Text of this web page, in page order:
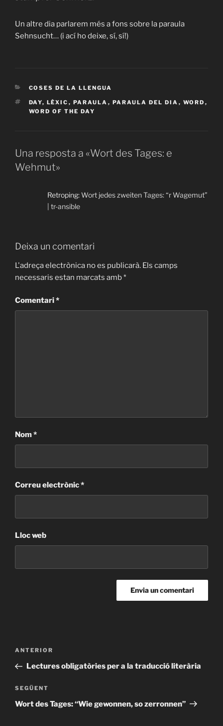
Un altre dia parlarem més a fons sobre la paraula
Sehnsucht… (i ací ho deixe, sí, sí!)
CATEGORIES
COSES DE LA LLENGUA
ETIQUETES
DAY, LÈXIC , PARAULA , PARAULA DEL DIA , WORD ,
WORD OF THE DAY
Una resposta a «Wort des Tages: e
Wehmut»
Retroping:Wort jedes zweiten Tages: “r Wagemut”
| tr-ansible
Deixa un comentari
L'adreça electrònica no es publicarà. Els camps
necessaris estan marcats amb*
Comentari*
Nom*
Correu electrònic*
Lloc web
Navegació
Entrada
anterior
ANTERIOR
Lectures obligatòries per a la traducció literària
Entrada
següent
SEGÜENT
Wort des Tages: “Wie gewonnen, so zerronnen”